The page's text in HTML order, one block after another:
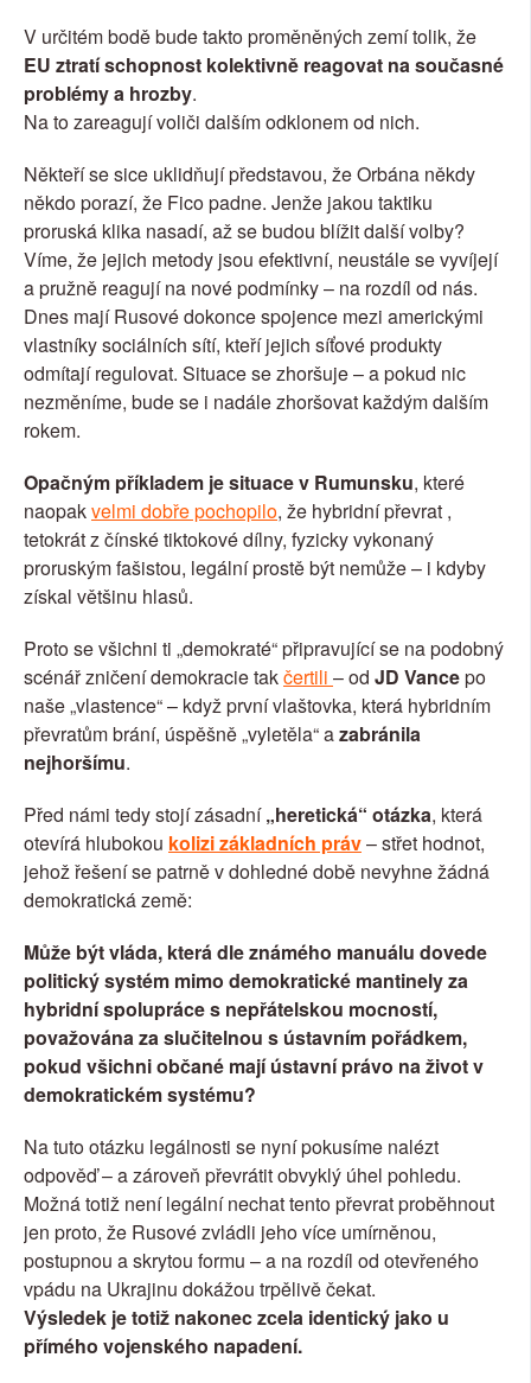
EU ztratí schopnost kolektivně reagovat na současné
problémy a hrozby.
Na to zareagují voliči dalším odklonem od nich.
Někteří se sice uklidňují představou, že Orbána někdy
někdo porazí, že Fico padne. Jenže jakou taktiku
proruská klika nasadí, až se budou blížit další volby?
Víme, že jejich metody jsou efektivní, neustále se vyvíjejí
a pružně reagují na nové podmínky – na rozdíl od nás.
Dnes mají Rusové dokonce spojence mezi americkými
vlastníky sociálních sítí, kteří jejich síťové produkty
odmítají regulovat. Situace se zhoršuje – a pokud nic
nezměníme, bude se i nadále zhoršovat každým dalším
rokem.
Opačným příkladem je situace v Rumunsku, které
naopak velmi dobře pochopilo, že hybridní převrat ,
tetokrát z čínské tiktokové dílny, fyzicky vykonaný
proruským fašistou, legální prostě být nemůže – i kdyby
získal většinu hlasů.
Proto se všichni ti „demokraté“ připravující se na podobný
scénář zničení demokracie tak čertili – od JD Vance po
naše „vlastence“ – když první vlaštovka, která hybridním
převratům brání, úspěšně „vyletěla“ a zabránila
nejhoršímu.
Před námi tedy stojí zásadní „heretická“ otázka, která
otevírá hlubokou kolizi základních práv – střet hodnot,
jehož řešení se patrně v dohledné době nevyhne žádná
demokratická země:
Může být vláda, která dle známého manuálu dovede
politický systém mimo demokratické mantinely za
hybridní spolupráce s nepřátelskou mocností,
považována za slučitelnou s ústavním pořádkem,
pokud všichni občané mají ústavní právo na život v
demokratickém systému?
Na tuto otázku legálnosti se nyní pokusíme nalézt
odpověď – a zároveň převrátit obvyklý úhel pohledu.
Možná totiž není legální nechat tento převrat proběhnout
jen proto, že Rusové zvládli jeho více umírněnou,
postupnou a skrytou formu – a na rozdíl od otevřeného
vpádu na Ukrajinu dokážou trpělivě čekat.
Výsledek je totiž nakonec zcela identický jako u
přímého vojenského napadení.